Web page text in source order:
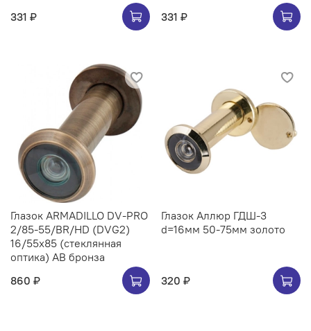
331 ₽
331 ₽
Глазок ARMADILLO DV-PRO
2/85-55/BR/HD (DVG2)
16/55x85 (стеклянная
оптика) AB бронза
860 ₽
Глазок Аллюр ГДШ-3
d=16мм 50-75мм золото
320 ₽